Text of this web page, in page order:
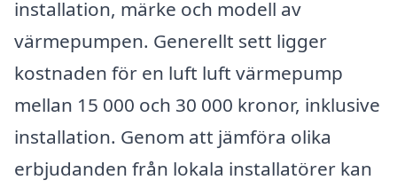
installation, märke och modell av
värmepumpen. Generellt sett ligger
kostnaden för en luft luft värmepump
mellan 15 000 och 30 000 kronor, inklusive
installation. Genom att jämföra olika
erbjudanden från lokala installatörer kan